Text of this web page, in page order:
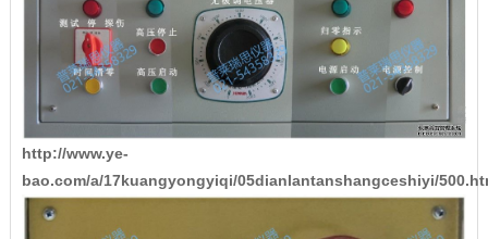
http://www.ye-
bao.com/a/17kuangyongyiqi/05dianlantanshangceshiyi/